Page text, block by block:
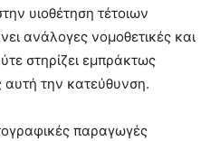
υιοθέτηση τέτοιων
ανάλογες νομοθετικές και
στηρίζει εμπράκτως
αυτή την κατεύθυνση.
παραγωγές